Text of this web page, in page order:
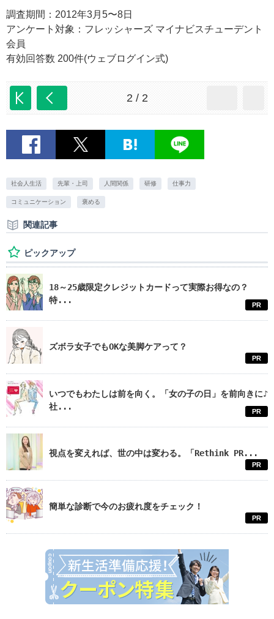
調査期間：2012年3月5〜8日
アンケート対象：フレッシャーズ マイナビスチューデント
会員
有効回答数 200件(ウェブログイン式)
2 / 2
社会人生活 先輩・上司 人間関係 研修 仕事力
コミュニケーション 褒める
関連記事
ピックアップ
18～25歳限定クレジットカードって実際お得なの？
特...
PR
ズボラ女子でもOKな美脚ケアって？
PR
いつでもわたしは前を向く。「女の子の日」を前向きに♪
社...
PR
視点を変えれば、世の中は変わる。「Rethink PR...
PR
簡単な診断で今のお疲れ度をチェック！
PR